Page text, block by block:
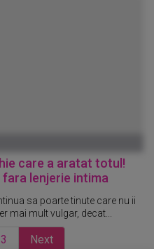
care a aratat totul!
lenjerie intima
sa poarte tinute care nu ii
mai mult vulgar, decat...
3 Next